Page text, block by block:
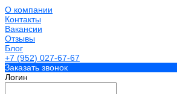
О компании
Контакты
Вакансии
Отзывы
Блог
+7 (952) 027-67-67
Заказать звонок
Логин